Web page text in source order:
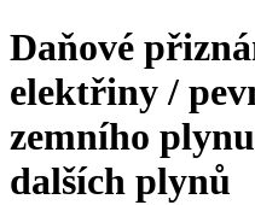
Daňové
elektřiny /
zemního
dalších plynů